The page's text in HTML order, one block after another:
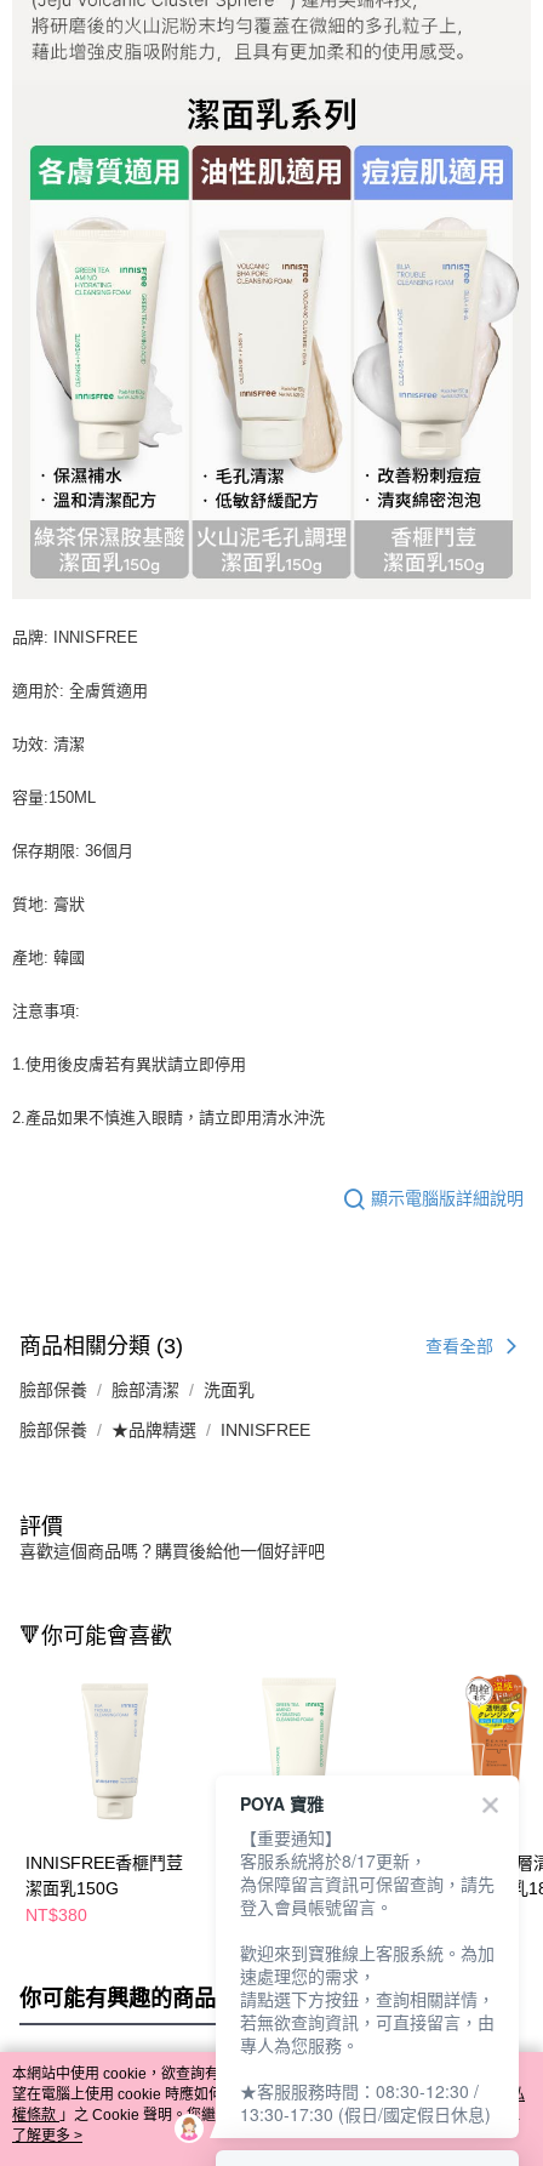
品牌: INNISFREE
適用於: 全膚質適用
功效: 清潔
容量:150ML
保存期限: 36個月
質地: 膏狀
產地: 韓國
注意事項:
1.使用後皮膚若有異狀請立即停用
2.產品如果不慎進入眼睛，請立即用清水沖洗
顯示電腦版詳細說明
商品相關分類 (3) 查看全部
臉部保養 臉部清潔 洗面乳
臉部保養 ★品牌精選 INNISFREE
評價
喜歡這個商品嗎？購買後給他一個好評吧
🔻你可能會喜歡
INNISFREE香榧鬥荳
潔面乳150G
NT$380
INNISFREE綠茶保濕
胺基酸潔面乳150G
NT$380
MEISHOKU深層
毛孔溫熱潔面乳
你可能有興趣的商品 全站排行
熱門標籤
本網站中使用 cookie，欲查詢有關本網站使用 cookie 方式之詳情，及若您不希
望在電腦上使用 cookie 時應如何變更電腦的 cookie 設定，請參閱本網站「
隱私
權條款 」之 Cookie 聲明。您繼續使用本網站即表示您同意本公司得按本網站使
用條款之 Cookie 聲明使用 cookie。
了解更多 >
POYA 寶雅
【重要通知】
客服系統將於8/17更新，
為保障留言資訊可保留查詢，請先
登入會員帳號留言。
歡迎來到寶雅線上客服系統。為加
速處理您的需求，
請點選下方按鈕，查詢相關詳情，
若無欲查詢資訊，可直接留言，由
專人為您服務。
★客服服務時間：08:30-12:30 /
13:30-17:30 (假日/國定假日休息)